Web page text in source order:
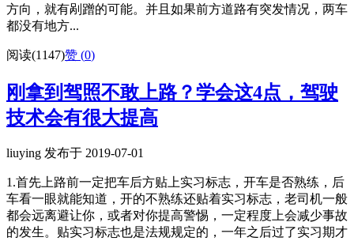
方向，就有剐蹭的可能。并且如果前方道路有突发情况，两车
都没有地方...
阅读(1147)赞 (0)
刚拿到驾照不敢上路？学会这4点，驾驶
技术会有很大提高
liuying 发布于 2019-07-01
1.首先上路前一定把车后方贴上实习标志，开车是否熟练，后
车看一眼就能知道，开的不熟练还贴着实习标志，老司机一般
都会远离避让你，或者对你提高警惕，一定程度上会减少事故
的发生。贴实习标志也是法规规定的，一年之后过了实习期才